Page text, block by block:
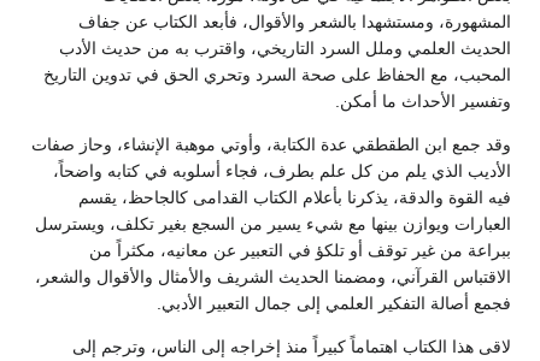
المشهورة، ومستشهدا بالشعر والأقوال، فأبعد الكتاب عن جفاف
الحديث العلمي وملل السرد التاريخي، واقترب به من حديث الأدب
المحبب، مع الحفاظ على صحة السرد وتحري الحق في تدوين التاريخ
وتفسير الأحداث ما أمكن.
وقد جمع ابن الطقطقي عدة الكتابة، وأوتي موهبة الإنشاء، وحاز صفات
الأديب الذي يلم من كل علم بطرف، فجاء أسلوبه في كتابه واضحاً،
فيه القوة والدقة، يذكرنا بأعلام الكتاب القدامى كالجاحظ، يقسم
العبارات ويوازن بينها مع شيء يسير من السجع بغير تكلف، ويسترسل
ببراعة من غير توقف أو تلكؤ في التعبير عن معانيه، مكثراً من
الاقتباس القرآني، ومضمنا الحديث الشريف والأمثال والأقوال والشعر،
فجمع أصالة التفكير العلمي إلى جمال التعبير الأدبي.
لاقى هذا الكتاب اهتماماً كبيراً منذ إخراجه إلى الناس، وترجم إلى